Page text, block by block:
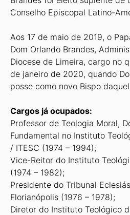
Conselho Episcopal Latino-
Aos 17 de maio de 2019, o
Dom Orlando Brandes,
Diocese de Limeira, cargo no
de janeiro de 2020, quando
posse como novo Bispo
Cargos já ocupados:
Professor de Teologia Moral,
Fundamental no Instituto
/ ITESC (1974 – 1994);
Vice-Reitor do Instituto
(1974 – 1982);
Presidente do Tribunal
Florianópolis (1976 – 1978);
Diretor do Instituto Teológico